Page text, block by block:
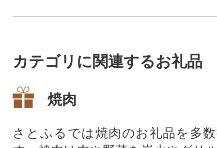
カテゴリに関連するお礼品
焼肉
さとふるでは焼肉のお礼品を多